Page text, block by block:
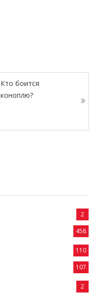
Кто боится
коноплю?
2
458
110
107
2